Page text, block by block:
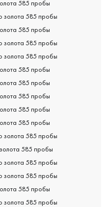
585 пробы
золота 585 пробы
585 пробы
золота 585 пробы
золота 585 пробы
585 пробы
585 пробы
585 пробы
585 пробы
585 пробы
золота 585 пробы
585 пробы
золота 585 пробы
золота 585 пробы
585 пробы
золота 585 пробы